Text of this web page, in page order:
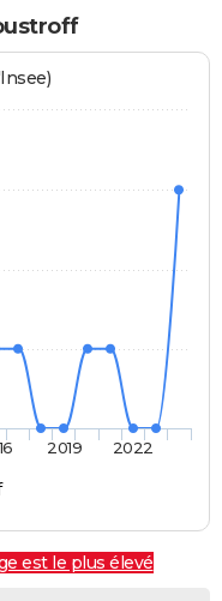
2019 2022
est le plus élevé